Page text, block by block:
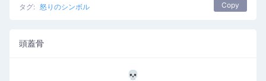
タグ: 怒りのシンボル Copy
頭蓋骨
💀